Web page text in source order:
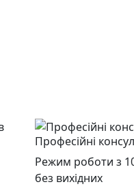
Професійні
Режим роботи з
без вихідних